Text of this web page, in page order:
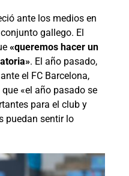
ante los medios en
gallego. El
«queremos hacer un
. El año pasado,
el FC Barcelona,
«el año pasado se
para el club y
puedan sentir lo